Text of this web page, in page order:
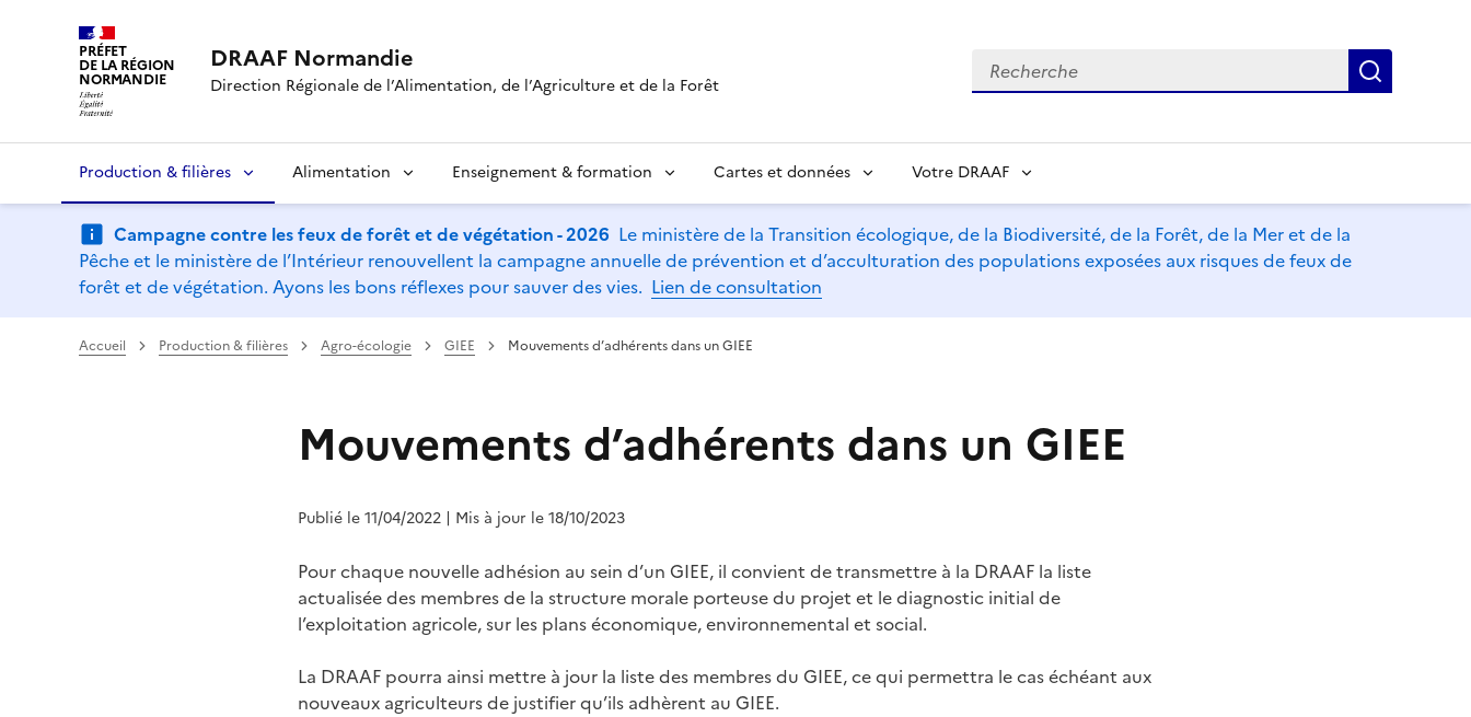
PRÉFET
DE LA RÉGION
NORMANDIE
DRAAF Normandie
Direction Régionale de l’Alimentation, de l’Agriculture et de la Forêt
Recherche
Production & filières Alimentation Enseignement & formation Cartes et données Votre DRAAF
Campagne contre les feux de forêt et de végétation - 2026 Le ministère de la Transition écologique, de la Biodiversité, de la Forêt, de la Mer et de la
Pêche et le ministère de l’Intérieur renouvellent la campagne annuelle de prévention et d’acculturation des populations exposées aux risques de feux de
forêt et de végétation. Ayons les bons réflexes pour sauver des vies. Lien de consultation
Accueil Production & filières Agro-écologie GIEE Mouvements d’adhérents dans un GIEE
Mouvements d’adhérents dans un GIEE
Publié le 11/04/2022 | Mis à jour le 18/10/2023
Pour chaque nouvelle adhésion au sein d’un GIEE, il convient de transmettre à la DRAAF la liste
actualisée des membres de la structure morale porteuse du projet et le diagnostic initial de
l’exploitation agricole, sur les plans économique, environnemental et social.
La DRAAF pourra ainsi mettre à jour la liste des membres du GIEE, ce qui permettra le cas échéant aux
nouveaux agriculteurs de justifier qu’ils adhèrent au GIEE.